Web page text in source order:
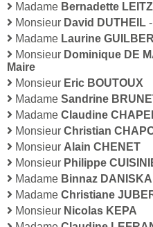
Madame Bernadette LEITZ
Monsieur David DUTHEIL -
Madame Laurine
Monsieur Dominique DE
Maire
Monsieur Eric BOUTOUX
Madame Sandrine
Madame Claudine
Monsieur Christian
Monsieur Alain CHENET
Monsieur Philippe
Madame Binnaz
Madame Christiane
Monsieur Nicolas KEPA